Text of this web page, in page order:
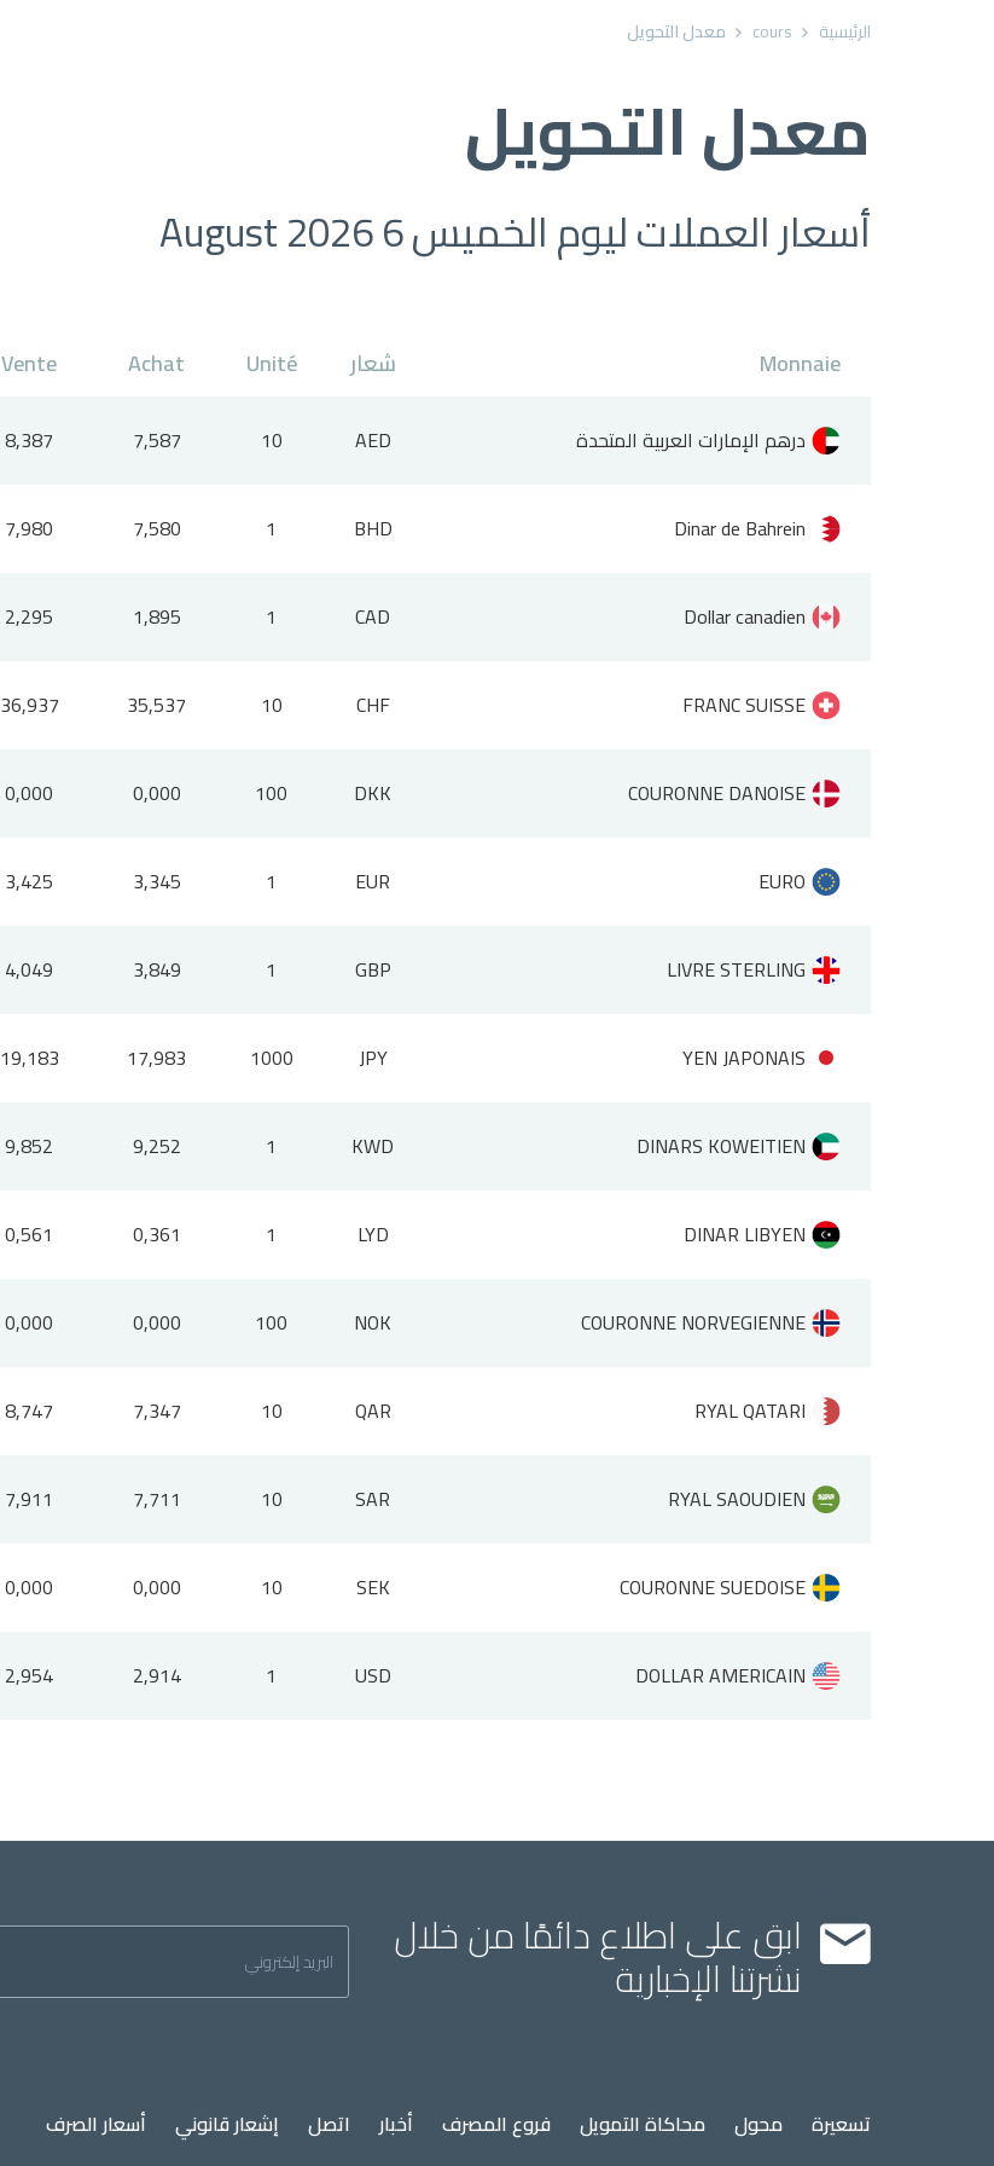
الرئيسية معدل التحويل
معدل التحويل
أسعار العملات ليوم الخميس 6 August 2026
Monnaie شعار Unité
Achat
Vente
درهم الإمارات العربية المتحدة AED
10
7,587
8,387
Dinar de Bahrein
BHD
1
7,580
7,980
Dollar canadien
CAD
1
1,895
2,295
FRANC SUISSE
CHF
10
35,537
36,937
COURONNE DANOISE
DKK
100
0,000
0,000
EURO
EUR
1
3,345
3,425
LIVRE STERLING
GBP
1
3,849
4,049
YEN JAPONAIS
JPY
1000
17,983
19,183
DINARS KOWEITIEN
KWD
1
9,252
9,852
DINAR LIBYEN
LYD
1
0,361
0,561
COURONNE NORVEGIENNE
NOK
100
0,000
0,000
RYAL QATARI
QAR
10
7,347
8,747
RYAL SAOUDIEN
SAR
10
7,711
7,911
COURONNE SUEDOISE
SEK
10
0,000
0,000
DOLLAR AMERICAIN
USD
1
2,914
2,954
ابق على اطلاع دائمًا من خلال
نشرتنا الإخبارية
Inscription
newsletter
Menu
تسعيرة محول محاكاة التمويل فروع المصرف أخبار اتصل إشعار قانوني أسعار الصرف